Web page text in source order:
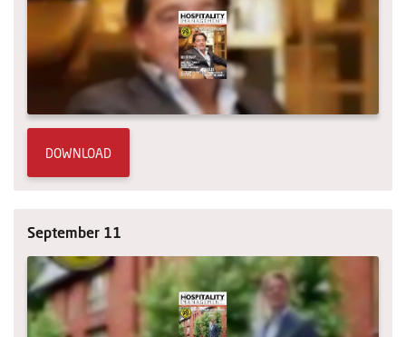
DOWNLOAD
September 11